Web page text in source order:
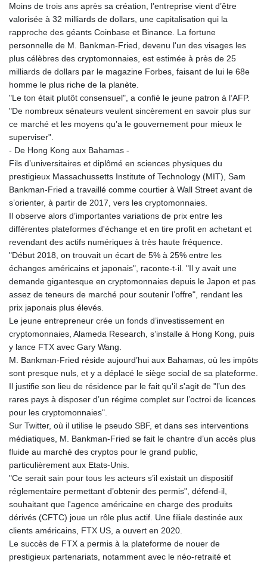
Moins de trois ans après sa création, l’entreprise vient d’être
valorisée à 32 milliards de dollars, une capitalisation qui la
rapproche des géants Coinbase et Binance. La fortune
personnelle de M. Bankman-Fried, devenu l'un des visages les
plus célèbres des cryptomonnaies, est estimée à près de 25
milliards de dollars par le magazine Forbes, faisant de lui le 68e
homme le plus riche de la planète.
"Le ton était plutôt consensuel", a confié le jeune patron à l’AFP.
"De nombreux sénateurs veulent sincèrement en savoir plus sur
ce marché et les moyens qu’a le gouvernement pour mieux le
superviser".
- De Hong Kong aux Bahamas -
Fils d’universitaires et diplômé en sciences physiques du
prestigieux Massachussetts Institute of Technology (MIT), Sam
Bankman-Fried a travaillé comme courtier à Wall Street avant de
s’orienter, à partir de 2017, vers les cryptomonnaies.
Il observe alors d’importantes variations de prix entre les
différentes plateformes d'échange et en tire profit en achetant et
revendant des actifs numériques à très haute fréquence.
"Début 2018, on trouvait un écart de 5% à 25% entre les
échanges américains et japonais", raconte-t-il. "Il y avait une
demande gigantesque en cryptomonnaies depuis le Japon et pas
assez de teneurs de marché pour soutenir l’offre", rendant les
prix japonais plus élevés.
Le jeune entrepreneur crée un fonds d’investissement en
cryptomonnaies, Alameda Research, s’installe à Hong Kong, puis
y lance FTX avec Gary Wang.
M. Bankman-Fried réside aujourd’hui aux Bahamas, où les impôts
sont presque nuls, et y a déplacé le siège social de sa plateforme.
Il justifie son lieu de résidence par le fait qu'il s'agit de "l’un des
rares pays à disposer d’un régime complet sur l’octroi de licences
pour les cryptomonnaies".
Sur Twitter, où il utilise le pseudo SBF, et dans ses interventions
médiatiques, M. Bankman-Fried se fait le chantre d’un accès plus
fluide au marché des cryptos pour le grand public,
particulièrement aux Etats-Unis.
"Ce serait sain pour tous les acteurs s’il existait un dispositif
réglementaire permettant d’obtenir des permis", défend-il,
souhaitant que l'agence américaine en charge des produits
dérivés (CFTC) joue un rôle plus actif. Une filiale destinée aux
clients américains, FTX US, a ouvert en 2020.
Le succès de FTX a permis à la plateforme de nouer de
prestigieux partenariats, notamment avec le néo-retraité et